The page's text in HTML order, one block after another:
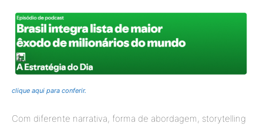
clique aqui para conferir.
Com diferente narrativa, forma de abordagem, storytelling